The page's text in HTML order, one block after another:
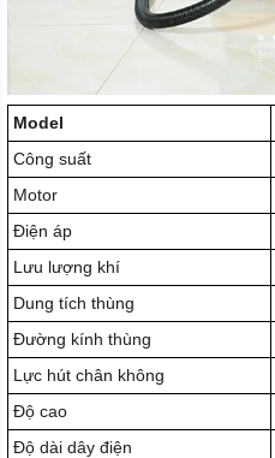
Model
Công suất
Motor
Điện áp
Lưu lượng khí
Dung tích thùng
Đường kính thùng
Lực hút chân không
Độ cao
Độ dài dây điện